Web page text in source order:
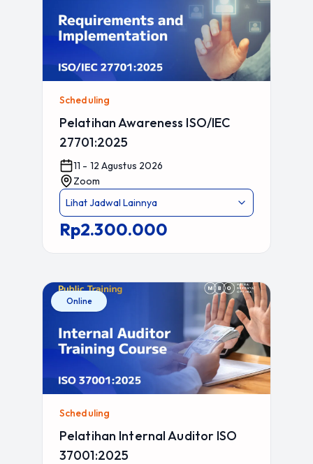
Scheduling
Pelatihan Awareness ISO/IEC
27701:2025
11 - 12 Agustus 2026
Zoom
Lihat Jadwal Lainnya
Rp2.300.000
Online
Scheduling
Pelatihan Internal Auditor ISO
37001:2025